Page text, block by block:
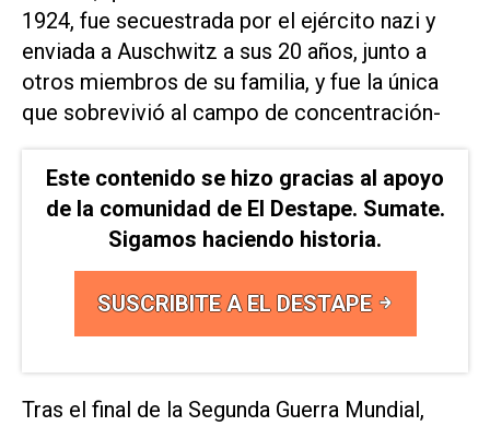
1924, fue secuestrada por el ejército nazi y
enviada a Auschwitz a sus 20 años, junto a
otros miembros de su familia, y fue la única
que sobrevivió al campo de concentración-
Este contenido se hizo gracias al apoyo
de la comunidad de El Destape. Sumate.
Sigamos haciendo historia.
SUSCRIBITE A EL DESTAPE
Tras el final de la Segunda Guerra Mundial,